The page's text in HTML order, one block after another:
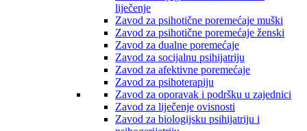
liječenje
Zavod za psihotične poremećaje muški
Zavod za psihotične poremećaje ženski
Zavod za dualne poremećaje
Zavod za socijalnu psihijatriju
Zavod za afektivne poremećaje
Zavod za psihoterapiju
Zavod za oporavak i podršku u zajednici
Zavod za liječenje ovisnosti
Zavod za biologijsku psihijatriju i